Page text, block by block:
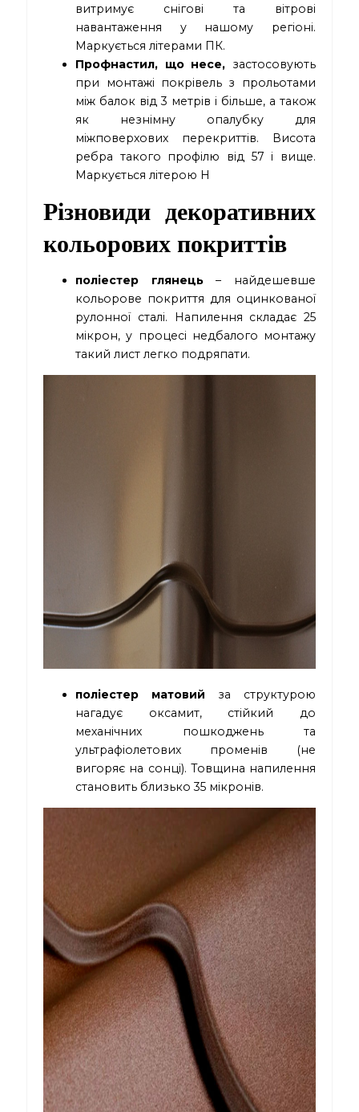
витримує снігові та вітрові
навантаження у нашому регіоні.
Маркується літерами ПК.
Профнастил, що несе, застосовують
при монтажі покрівель з прольотами
між балок від 3 метрів і більше, а також
як незнімну опалубку для
міжповерхових перекриттів. Висота
ребра такого профілю від 57 і вище.
Маркується літерою Н
Різновиди декоративних
кольорових покриттів
поліестер глянець– найдешевше
кольорове покриття для оцинкованої
рулонної сталі. Напилення складає 25
мікрон, у процесі недбалого монтажу
такий лист легко подряпати.
поліестер матовий за структурою
нагадує оксамит, стійкий до
механічних пошкоджень та
ультрафіолетових променів (не
вигоряє на сонці). Товщина напилення
становить близько 35 мікронів.